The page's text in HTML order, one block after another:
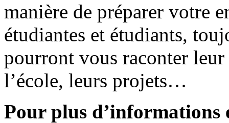
manière de préparer votre
étudiantes et étudiants,
pourront vous raconter
l’école, leurs projets…
Pour plus d’informations